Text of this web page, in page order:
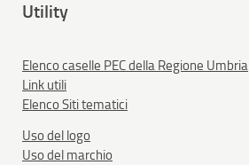
Utility
Elenco caselle PEC della Regione Umbria
Link utili
Elenco Siti tematici
Uso del logo
Uso del marchio